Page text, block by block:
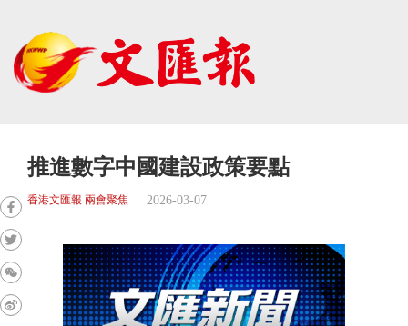
推進數字中國建設政策要點
香港文匯報 兩會聚焦 2026-03-07